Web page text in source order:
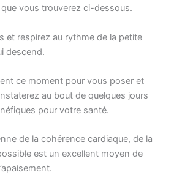
vous trouverez ci-dessous.
et respirez au rythme de la petite
descend.
ce moment pour vous poser et
au bout de quelques jours
pour votre santé.
de la cohérence cardiaque, de la
est un excellent moyen de